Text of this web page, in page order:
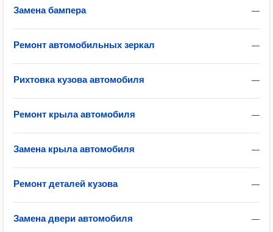
—
Замена бампера
—
Ремонт автомобильных зеркал
—
Рихтовка кузова автомобиля
—
Ремонт крыла автомобиля
—
Замена крыла автомобиля
—
Ремонт деталей кузова
—
Замена двери автомобиля